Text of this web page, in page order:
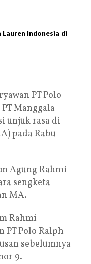
Indonesia di
PT Polo
Manggala
unjuk rasa di
pada Rabu
Agung Rahmi
sengketa
MA.
Rahmi
Polo Ralph
sebelumnya
9.